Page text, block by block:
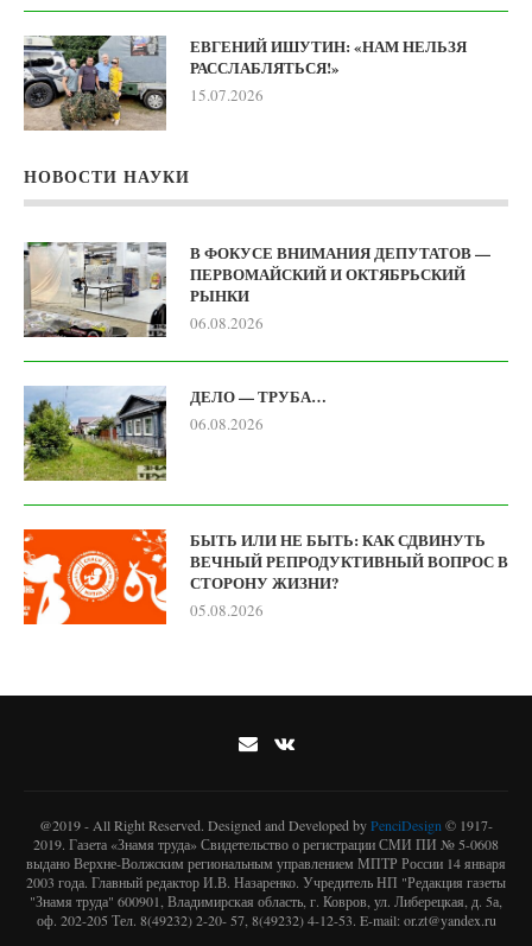
ЕВГЕНИЙ ИШУТИН: «НАМ НЕЛЬЗЯ
РАССЛАБЛЯТЬСЯ!»
15.07.2026
НОВОСТИ НАУКИ
В ФОКУСЕ ВНИМАНИЯ ДЕПУТАТОВ —
ПЕРВОМАЙСКИЙ И ОКТЯБРЬСКИЙ
РЫНКИ
06.08.2026
ДЕЛО — ТРУБА…
06.08.2026
БЫТЬ ИЛИ НЕ БЫТЬ: КАК СДВИНУТЬ
ВЕЧНЫЙ РЕПРОДУКТИВНЫЙ ВОПРОС В
СТОРОНУ ЖИЗНИ?
05.08.2026
@2019 - All Right Reserved. Designed and Developed byPenciDesign © 1917-
2019. Газета «Знамя труда» Свидетельство о регистрации СМИ ПИ № 5-0608
выдано Верхне-Волжским региональным управлением МПТР России 14 января
2003 года. Главный редактор И.В. Назаренко. Учредитель НП "Редакция газеты
"Знамя труда" 600901, Владимирская область, г. Ковров, ул. Либерецкая, д. 5а,
оф. 202-205 Тел. 8(49232) 2-20- 57, 8(49232) 4-12-53. E-mail: or.zt@yandex.ru